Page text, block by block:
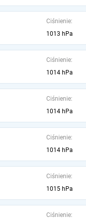
Ciśnienie:
1013 hPa
Ciśnienie:
1014 hPa
Ciśnienie:
1014 hPa
Ciśnienie:
1014 hPa
Ciśnienie:
1015 hPa
Ciśnienie: